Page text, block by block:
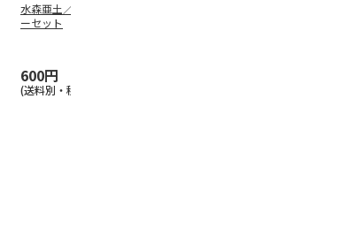
水森亜土／ステッカ
ーセット
600円
(送料別・税込)